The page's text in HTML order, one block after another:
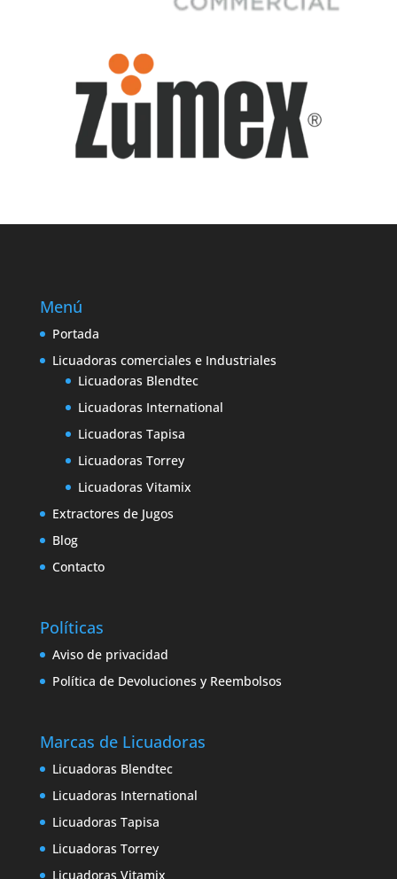
Menú
Portada
Licuadoras comerciales e Industriales
Licuadoras Blendtec
Licuadoras International
Licuadoras Tapisa
Licuadoras Torrey
Licuadoras Vitamix
Extractores de Jugos
Blog
Contacto
Políticas
Aviso de privacidad
Política de Devoluciones y Reembolsos
Marcas de Licuadoras
Licuadoras Blendtec
Licuadoras International
Licuadoras Tapisa
Licuadoras Torrey
Licuadoras Vitamix